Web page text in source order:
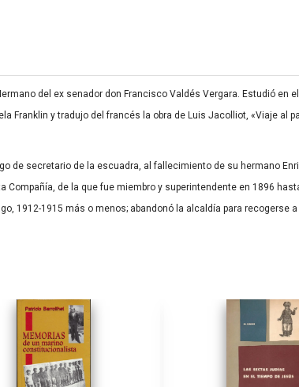
del ex senador don Francisco Valdés Vergara. Estudió en
Franklin y tradujo del francés la obra de Luis Jacolliot, «Viaje al
de secretario de la escuadra, al fallecimiento de su hermano
de la que fue miembro y superintendente en 1896
1912-1915 más o menos; abandonó la alcaldía para recogerse a